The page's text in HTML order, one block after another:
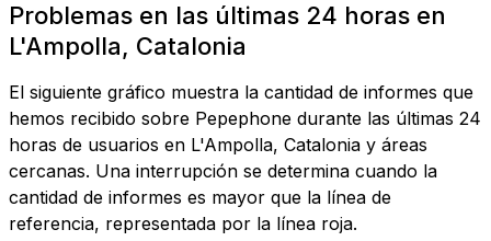
Problemas en las últimas 24 horas en
L'Ampolla, Catalonia
El siguiente gráfico muestra la cantidad de informes que
hemos recibido sobre Pepephone durante las últimas 24
horas de usuarios en L'Ampolla, Catalonia y áreas
cercanas. Una interrupción se determina cuando la
cantidad de informes es mayor que la línea de
referencia, representada por la línea roja.